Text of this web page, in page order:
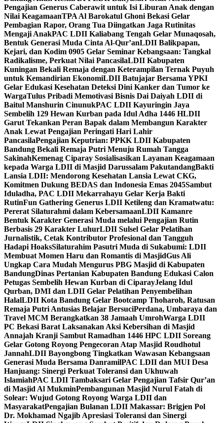
Pengajian Generus Caberawit untuk Isi Liburan Anak dengan
Nilai KeagamaanTPA Al Barokatul Ghoni Bekasi Gelar
Pembagian Rapor, Orang Tua Diingatkan Jaga Rutinitas
Mengaji AnakPAC LDII Kaliabang Tengah Gelar Munaqosah,
Bentuk Generasi Muda Cinta Al-Qur’anLDII Balikpapan,
Kejari, dan Kodim 0905 Gelar Seminar Kebangsaan: Tangkal
Radikalisme, Perkuat Nilai PancasilaLDII Kabupaten
Kuningan Bekali Remaja dengan Keterampilan Ternak Puyuh
untuk Kemandirian EkonomiLDII Batujajar Bersama YPKI
Gelar Edukasi Kesehatan Deteksi Dini Kanker dan Tumor ke
WargaTulus Pribadi Memotivasi Bisnis Dai Daiyah LDII di
Baitul Manshurin CinunukPAC LDII Kayuringin Jaya
Sembelih 129 Hewan Kurban pada Idul Adha 1446 HLDII
Garut Tekankan Peran Bapak dalam Membangun Karakter
Anak Lewat Pengajian Peringati Hari Lahir
PancasilaPengajian Keputrian: PPKK LDII Kabupaten
Bandung Bekali Remaja Putri Menuju Rumah Tangga
SakinahKemenag Ciparay Sosialisasikan Layanan Keagamaan
kepada Warga LDII di Masjid Darussalam PakutandangBakti
Lansia LDII: Mendorong Kesehatan Lansia Lewat CKG,
Komitmen Dukung BEDAS dan Indonesia Emas 2045Sambut
Iduladha, PAC LDII Mekarrahayu Gelar Kerja Bakti
RutinFun Gathering Generus LDII Ketileng dan Kramatwatu:
Pererat Silaturahmi dalam KebersamaanLDII Kamanre
Bentuk Karakter Generasi Muda melalui Pengajian Rutin
Berbasis 29 Karakter LuhurLDII Sulsel Gelar Pelatihan
Jurnalistik, Cetak Kontributor Profesional dan Tangguh
Hadapi HoaksSilaturahim Pasutri Muda di Sukabumi: LDII
Membuat Momen Haru dan Romantis di MasjidGus Ali
Ungkap Cara Mudah Mengurus PBG Masjid di Kabupaten
BandungDinas Pertanian Kabupaten Bandung Edukasi Calon
Petugas Sembelih Hewan Kurban di CiparayJelang Idul
Qurban, DMI dan LDII Gelar Pelatihan Penyembelihan
HalalLDII Kota Bandung Gelar Bootcamp Thoharoh, Ratusan
Remaja Putri Antusias Belajar BersuciPerdana, Umbaraya dan
Travel MCM Berangkatkan 38 Jamaah UmrohWarga LDII
PC Bekasi Barat Laksanakan Aksi Kebersihan di Masjid
Annajah Kranji Sambut Ramadhan 1446 HPC LDII Soreang
Gelar Gotong Royong Pengecoran Atap Masjid Roudhotul
JannahLDII Bayongbong Tingkatkan Wawasan Kebangsaan
Generasi Muda Bersama DanramilPAC LDII dan MUI Desa
Hanjuang: Sinergi Perkuat Toleransi dan Ukhuwah
IslamiahPAC LDII Tambaksari Gelar Pengajian Tafsir Qur’an
di Masjid Al MukminPembangunan Masjid Nurul Fatah di
Solear: Wujud Gotong Royong Warga LDII dan
MasyarakatPengajian Bulanan LDII Makassar: Brigjen Pol
Dr. Mokhamad Ngajib Apresiasi Toleransi dan Sinergi